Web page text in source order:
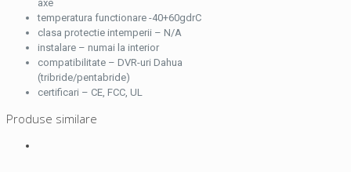
axe
temperatura functionare -40+60gdrC
clasa protectie intemperii – N/A
instalare – numai la interior
compatibilitate – DVR-uri Dahua
(tribride/pentabride)
certificari – CE, FCC, UL
Produse similare